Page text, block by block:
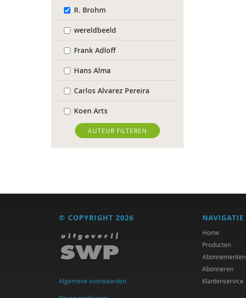
R. Brohm
wereldbeeld
Frank Adloff
Hans Alma
Carlos Alvarez Pereira
Koen Arts
Floor Basten
Blanche Beijersbergen van
Herman van den Bosch
Bernice Bovenkerk
Bram van Boxtel
Arjan Broers
AUTEUR FILTEREN
© COPYRIGHT 2026
Algemene voorwaarden
NAVIGATIE
Home
Producten
Abonnementen
Abonneren
Klantenservice